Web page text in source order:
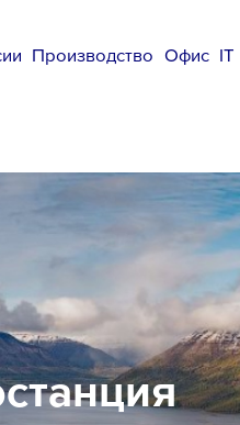
Производство Офис IT